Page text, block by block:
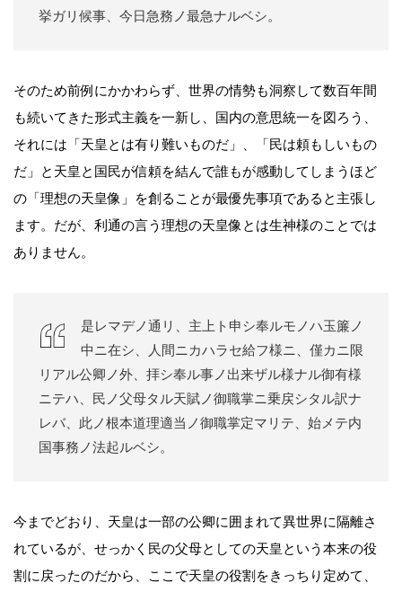
挙ガリ候事、今日急務ノ最急ナルベシ。
そのため前例にかかわらず、世界の情勢も洞察して数百年間
も続いてきた形式主義を一新し、国内の意思統一を図ろう、
それには「天皇とは有り難いものだ」、「民は頼もしいもの
だ」と天皇と国民が信頼を結んで誰もが感動してしまうほど
の「理想の天皇像」を創ることが最優先事項であると主張し
ます。だが、利通の言う理想の天皇像とは生神様のことでは
ありません。
是レマデノ通リ、主上ト申シ奉ルモノハ玉簾ノ
中ニ在シ、人間ニカハラセ給フ様ニ、僅カニ限
リアル公卿ノ外、拝シ奉ル事ノ出来ザル様ナル御有様
ニテハ、民ノ父母タル天賦ノ御職掌ニ乗戻シタル訳ナ
レバ、此ノ根本道理適当ノ御職掌定マリテ、始メテ内
国事務ノ法起ルベシ。
今までどおり、天皇は一部の公卿に囲まれて異世界に隔離さ
れているが、せっかく民の父母としての天皇という本来の役
割に戻ったのだから、ここで天皇の役割をきっちり定めて、